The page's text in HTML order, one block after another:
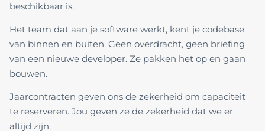
beschikbaar is.
Het team dat aan je software werkt, kent je codebase
van binnen en buiten. Geen overdracht, geen briefing
van een nieuwe developer. Ze pakken het op en gaan
bouwen.
Jaarcontracten geven ons de zekerheid om capaciteit
te reserveren. Jou geven ze de zekerheid dat we er
altijd zijn.